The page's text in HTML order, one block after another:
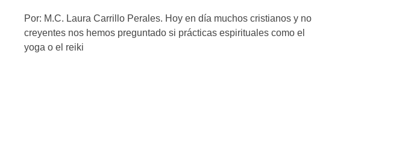
Por: M.C. Laura Carrillo Perales. Hoy en día muchos cristianos y no
creyentes nos hemos preguntado si prácticas espirituales como el
yoga o el reiki